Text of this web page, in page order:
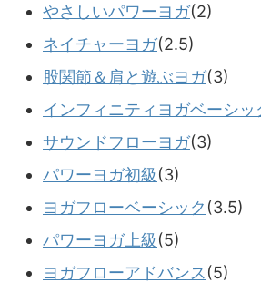
やさしいパワーヨガ(2)
ネイチャーヨガ(2.5)
股関節＆肩と遊ぶヨガ(3)
インフィニティヨガベーシッ
サウンドフローヨガ(3)
パワーヨガ初級(3)
ヨガフローベーシック (3.5)
パワーヨガ上級(5)
ヨガフローアドバンス (5)